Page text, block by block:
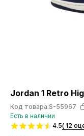
Jordan 1 Retro
Код товара:S-55967
Есть в наличии
4.5( 12